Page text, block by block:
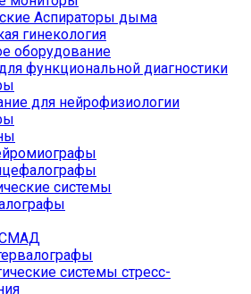
Аспираторы дыма
гинекология
оборудование
функциональной диагностики
для нейрофизиологии
системы
СМАД
системы стресс-